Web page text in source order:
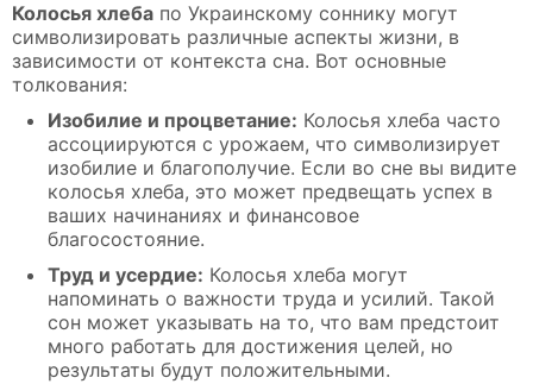
Колосья хлеба по Украинскому соннику могут
символизировать различные аспекты жизни, в
зависимости от контекста сна. Вот основные
толкования:
Изобилие и процветание: Колосья хлеба часто
ассоциируются с урожаем, что символизирует
изобилие и благополучие. Если во сне вы видите
колосья хлеба, это может предвещать успех в
ваших начинаниях и финансовое
благосостояние.
Труд и усердие: Колосья хлеба могут
напоминать о важности труда и усилий. Такой
сон может указывать на то, что вам предстоит
много работать для достижения целей, но
результаты будут положительными.